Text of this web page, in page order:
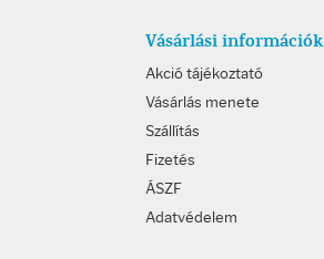
Vásárlási információk
Akció tájékoztató
Vásárlás menete
Szállítás
Fizetés
ÁSZF
Adatvédelem